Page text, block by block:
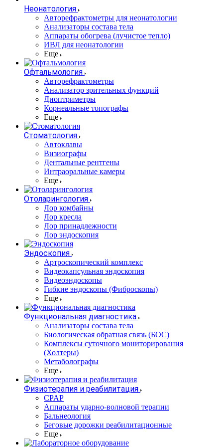
Неонатология
Авторефрактометры для неонатологии
Анализаторы состава тела
Аппараты обогрева (лучистое тепло)
ИВЛ для неонатологии
Еще
Офтальмология
Авторефрактометры
Анализатор зрительных функций
Диоптриметры
Корнеальные топографы
Еще
Стоматология
Автоклавы
Визиографы
Дентальные рентгены
Интраоральные камеры
Еще
Отоларингология
Лор комбайны
Лор кресла
Лор принадлежности
Лор эндоскопия
Эндоскопия
Артроскопический комплекс
Видеокапсульная эндоскопия
Видеоэндоскопы
Гибкие эндоскопы (Фиброcкопы)
Еще
Функциональная диагностика
Анализаторы состава тела
Биологическая обратная связь (БОС)
Комплексы суточного мониторирования
(Холтеры)
Метаболографы
Еще
Физиотерапия и реабилитация
CPAP
Аппараты ударно-волновой терапии
Бальнеология
Беговые дорожки реабилитационные
Еще